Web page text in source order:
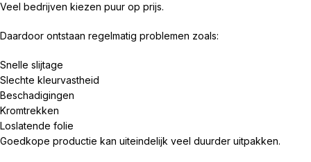
Veel bedrijven kiezen puur op prijs.
Daardoor ontstaan regelmatig problemen zoals:
Snelle slijtage
Slechte kleurvastheid
Beschadigingen
Kromtrekken
Loslatende folie
Goedkope productie kan uiteindelijk veel duurder uitpakken.